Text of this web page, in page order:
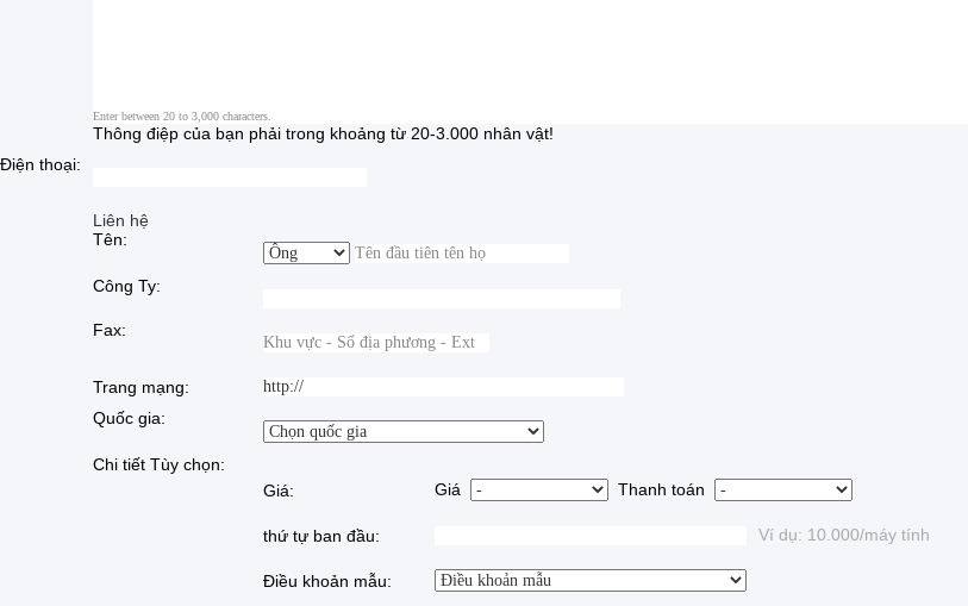
Enter between 20 to 3,000 characters.
Thông điệp của bạn phải trong khoảng từ 20-3.000 nhân vật!
Điện thoại:
Liên hệ
Tên:
Công Ty:
Fax:
Trang mạng:
Quốc gia:
Chi tiết Tùy chọn:
Giá:
Giá Thanh toán
thứ tự ban đầu: Ví dụ: 10.000/máy tính
Điều khoản mẫu: